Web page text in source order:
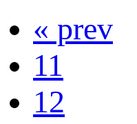
« prev
11
12